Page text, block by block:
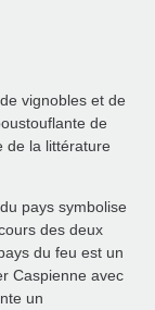
vignobles et de
de
de la littérature
pays symbolise
des deux
du feu est un
Caspienne avec
un